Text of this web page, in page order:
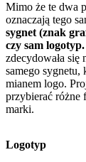
Mimo że te dwa
oznaczają tego
sygnet (znak
czy sam logotyp.
zdecydowała się
samego
mianem logo.
przybierać różne
marki.
Logotyp